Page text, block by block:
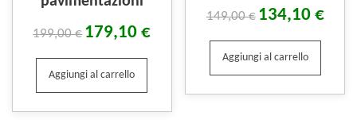
199,00€ 179,10€
Aggiungi al carrello
149,00€ 134,10 €
Aggiungi al carrello